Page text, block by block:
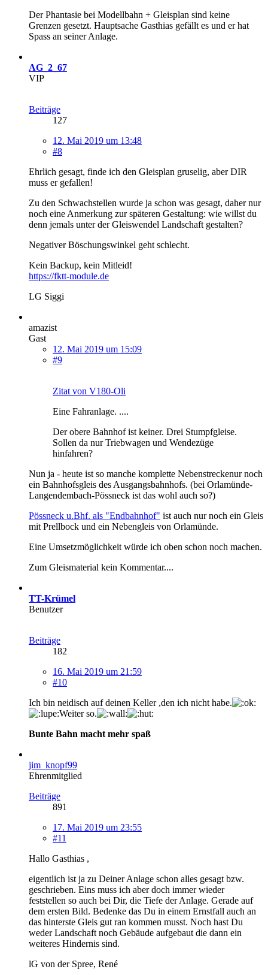
Der Phantasie bei Modellbahn + Gleisplan sind keine
Grenzen gesetzt. Hauptsache Gasthias gefällt es und er hat
Spass an seiner Anlage.
AG_2_67
VIP
Beiträge
127
12. Mai 2019 um 13:48
#8
Ehrlich gesagt, finde ich den Gleisplan gruselig, aber DIR
muss er gefallen!
Zu den Schwachstellen wurde ja schon was gesagt, daher nur
noch eine Anmerkung zur späteren Gestaltung: wie willst du
denn jemals unter der Gleiswendel Landschaft gestalten?
Negativer Böschungswinkel geht schlecht.
Kein Backup, kein Mitleid!
https://fktt-module.de
LG Siggi
amazist
Gast
12. Mai 2019 um 15:09
#9
Zitat von V180-Oli
Eine Fahranlage. ....
Der obere Bahnhof ist keiner. Drei Stumpfgleise.
Sollen da nur Triebwagen und Wendezüge
hinfahren?
Nun ja - heute ist so manche komplette Nebenstreckenur noch
ein Bahnhofsgleis des Ausgangsbahnhofs. (bei Orlamünde-
Langendembach-Pössneck ist das wohl auch so?)
Pössneck u.Bhf. als "Endbahnhof" ist auch nur noch ein Gleis
mit Prellbock und ein Nebengleis von Orlamünde.
Eine Umsetzmöglichkeit würde ich oben schon noch machen.
Zum Gleismaterial kein Kommentar....
TT-Krümel
Benutzer
Beiträge
182
16. Mai 2019 um 21:59
#10
Ich bin neidisch auf deinen Keller ,den ich nicht habe.
Weiter so.
Bunte Bahn macht mehr spaß
jim_knopf99
Ehrenmitglied
Beiträge
891
17. Mai 2019 um 23:55
#11
Hallo Gasthias ,
eigentlich ist ja zu Deiner Anlage schon alles gesagt bzw.
geschrieben. Eins muss ich aber doch immer wieder
feststellen so auch bei Dir, die Tiefe der Anlage. Gerade auf
dem ersten Bild. Bedenke das Du in einem Ernstfall auch an
das hinterste Gleis gut ran kommen musst. Noch hast Du
weder Landschaft noch Gebäude aufgebaut die dann ein
weiteres Hindernis sind.
lG von der Spree, René